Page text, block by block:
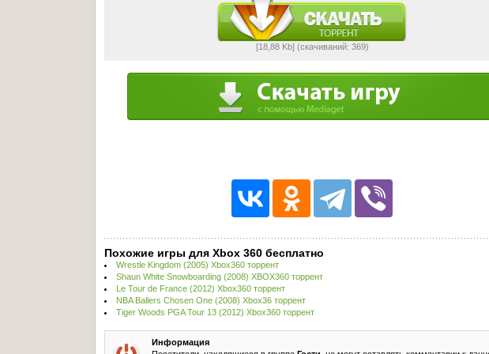
[18,88 Kb] (cкачиваний: 369)
Похожие игры для Xbox 360 бесплатно
Wrestle Kingdom (2005) Xbox360 торрент
Shaun White Snowboarding (2008) XBOX360 торрент
Le Tour de France (2012) Xbox360 торрент
NBA Ballers Chosen One (2008) Xbox36 торрент
Tiger Woods PGA Tour 13 (2012) Xbox360 торрент
Информация